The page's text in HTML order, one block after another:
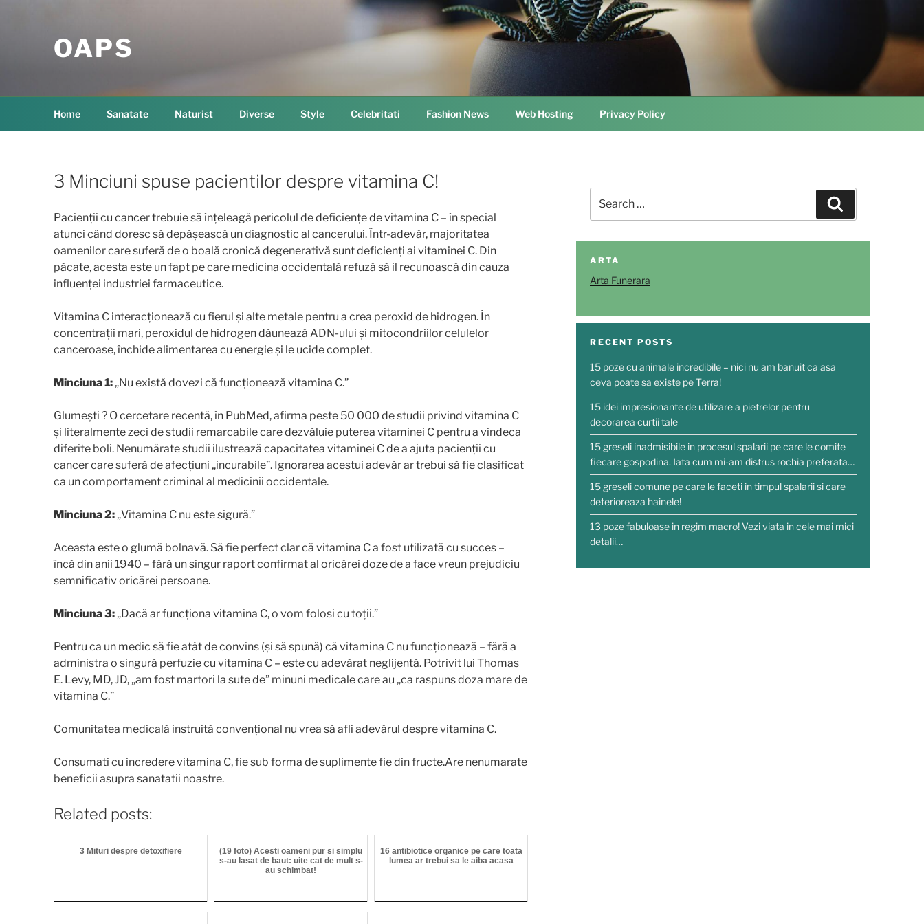
OAPS
Home Sanatate Naturist Diverse Style Celebritati Fashion News Web Hosting Privacy Policy
3 Minciuni spuse pacientilor despre vitamina C!
Pacienții cu cancer trebuie să înțeleagă pericolul de deficiențe de vitamina C – în special
atunci când doresc să depășească un diagnostic al cancerului. Într-adevăr, majoritatea
oamenilor care suferă de o boală cronică degenerativă sunt deficienți ai vitaminei C. Din
păcate, acesta este un fapt pe care medicina occidentală refuză să il recunoască din cauza
influenței industriei farmaceutice.
Vitamina C interacționează cu fierul și alte metale pentru a crea peroxid de hidrogen. În
concentrații mari, peroxidul de hidrogen dăunează ADN-ului și mitocondriilor celulelor
canceroase, închide alimentarea cu energie și le ucide complet.
Minciuna 1: „Nu există dovezi că funcționează vitamina C.”
Glumești ? O cercetare recentă, în PubMed, afirma peste 50 000 de studii privind vitamina C
și literalmente zeci de studii remarcabile care dezvăluie puterea vitaminei C pentru a vindeca
diferite boli. Nenumărate studii ilustrează capacitatea vitaminei C de a ajuta pacienții cu
cancer care suferă de afecțiuni „incurabile”. Ignorarea acestui adevăr ar trebui să fie clasificat
ca un comportament criminal al medicinii occidentale.
Minciuna 2: „Vitamina C nu este sigură.”
Aceasta este o glumă bolnavă. Să fie perfect clar că vitamina C a fost utilizată cu succes –
încă din anii 1940 – fără un singur raport confirmat al oricărei doze de a face vreun prejudiciu
semnificativ oricărei persoane.
Minciuna 3: „Dacă ar funcționa vitamina C, o vom folosi cu toții.”
Pentru ca un medic să fie atât de convins (și să spună) că vitamina C nu funcționează – fără a
administra o singură perfuzie cu vitamina C – este cu adevărat neglijentă. Potrivit lui Thomas
E. Levy, MD, JD, „am fost martori la sute de” minuni medicale care au „ca raspuns doza mare de
vitamina C.”
Comunitatea medicală instruită convențional nu vrea să afli adevărul despre vitamina C.
Consumati cu incredere vitamina C, fie sub forma de suplimente fie din fructe.Are nenumarate
beneficii asupra sanatatii noastre.
Related posts:
3 Mituri despre detoxifiere
(19 foto) Acesti oameni pur si simplu
s-au lasat de baut: uite cat de mult s-
au schimbat!
16 antibiotice organice pe care toata
lumea ar trebui sa le aiba acasa
for:
ARTA
Arta Funerara
RECENT POSTS
15 poze cu animale incredibile – nici nu am banuit ca asa
ceva poate sa existe pe Terra!
15 idei impresionante de utilizare a pietrelor pentru
decorarea curtii tale
15 greseli inadmisibile in procesul spalarii pe care le comite
fiecare gospodina. Iata cum mi-am distrus rochia preferata…
15 greseli comune pe care le faceti in timpul spalarii si care
deterioreaza hainele!
13 poze fabuloase in regim macro! Vezi viata in cele mai mici
detalii…